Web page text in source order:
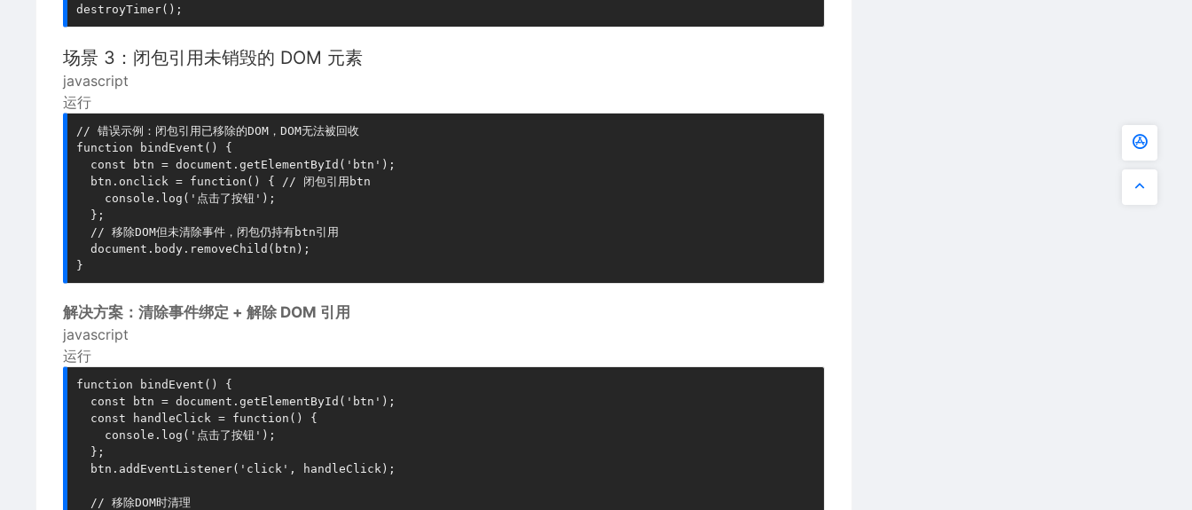
场景 3：闭包引用未销毁的 DOM 元素
javascript
运行
// 错误示例：闭包引用已移除的DOM，DOM无法被回收
function bindEvent() {
  const btn = document.getElementById('btn');
  btn.onclick = function() { // 闭包引用btn
    console.log('点击了按钮');
  };
  // 移除DOM但未清除事件，闭包仍持有btn引用
  document.body.removeChild(btn);
解决方案：清除事件绑定 + 解除 DOM 引用
javascript
运行
function bindEvent() {
  const btn = document.getElementById('btn');
  const handleClick = function() {
    console.log('点击了按钮');
  };
  btn.addEventListener('click', handleClick);
  // 移除DOM时清理